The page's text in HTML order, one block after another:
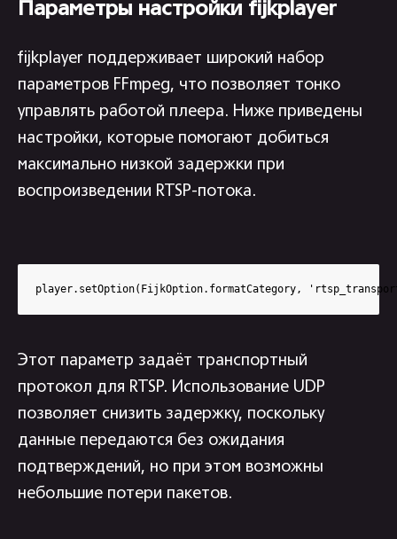
Параметры настройки fijkplayer
fijkplayer поддерживает широкий набор
параметров FFmpeg, что позволяет тонко
управлять работой плеера. Ниже приведены
настройки, которые помогают добиться
максимально низкой задержки при
воспроизведении RTSP-потока.
player.setOption(FijkOption.formatCategory,
Этот параметр задаёт транспортный
протокол для RTSP. Использование UDP
позволяет снизить задержку, поскольку
данные передаются без ожидания
подтверждений, но при этом возможны
небольшие потери пакетов.